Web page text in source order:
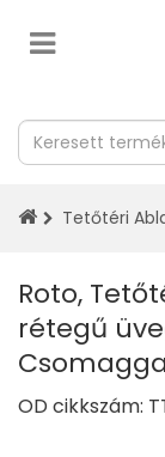
Tetőtéri
Roto,
rétegű
OD cikkszám: